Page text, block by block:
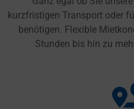
kurzfristigen Transport oder
benötigen. Flexible
Stunden bis hin zu